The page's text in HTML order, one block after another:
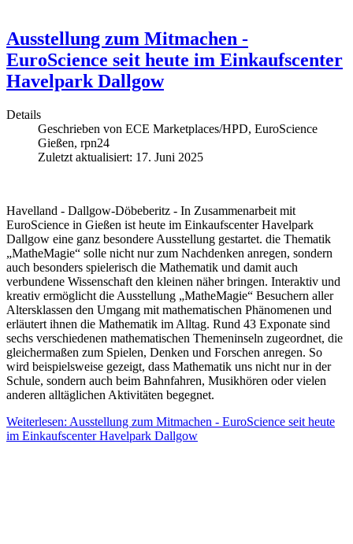
Ausstellung zum Mitmachen -
EuroScience seit heute im Einkaufscenter
Havelpark Dallgow
Details
Geschrieben von ECE Marketplaces/HPD, EuroScience
Gießen, rpn24
Zuletzt aktualisiert: 17. Juni 2025
Havelland - Dallgow-Döbeberitz - In Zusammenarbeit mit
EuroScience in Gießen ist heute im Einkaufscenter Havelpark
Dallgow eine ganz besondere Ausstellung gestartet. die Thematik
„MatheMagie“ solle nicht nur zum Nachdenken anregen, sondern
auch besonders spielerisch die Mathematik und damit auch
verbundene Wissenschaft den kleinen näher bringen. Interaktiv und
kreativ ermöglicht die Ausstellung „MatheMagie“ Besuchern aller
Altersklassen den Umgang mit mathematischen Phänomenen und
erläutert ihnen die Mathematik im Alltag. Rund 43 Exponate sind
sechs verschiedenen mathematischen Themeninseln zugeordnet, die
gleichermaßen zum Spielen, Denken und Forschen anregen. So
wird beispielsweise gezeigt, dass Mathematik uns nicht nur in der
Schule, sondern auch beim Bahnfahren, Musikhören oder vielen
anderen alltäglichen Aktivitäten begegnet.
Weiterlesen: Ausstellung zum Mitmachen - EuroScience seit heute
im Einkaufscenter Havelpark Dallgow